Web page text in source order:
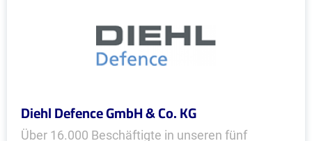
Diehl Defence GmbH & Co. KG
Über 16.000 Beschäftigte in unseren fünf